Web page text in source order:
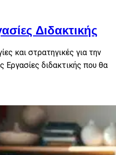
Διδακτικής
και στρατηγικές για την
διδακτικής που θα